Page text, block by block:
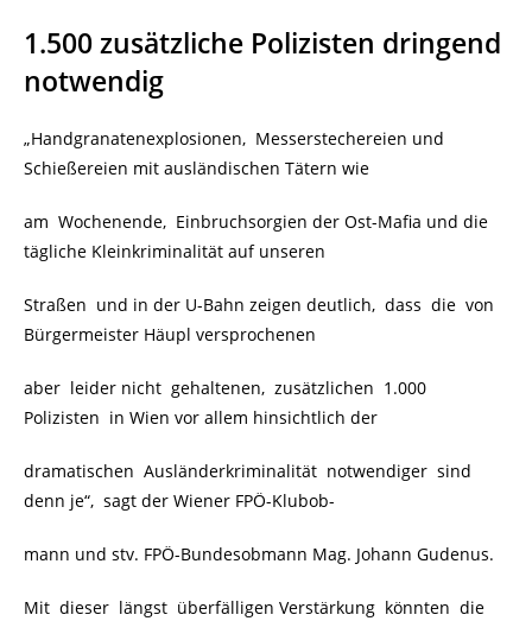
1.500 zusätzliche Polizisten dringend
notwendig
„Handgranatenexplosionen, Messerstechereien und
Schießereien mit ausländischen Tätern wie
am Wochenende, Einbruchsorgien der Ost-Mafia und die
tägliche Kleinkriminalität auf unseren
Straßen und in der U-Bahn zeigen deutlich, dass die von
Bürgermeister Häupl versprochenen
aber leider nicht gehaltenen, zusätzlichen 1.000
Polizisten in Wien vor allem hinsichtlich der
dramatischen Ausländerkriminalität notwendiger sind
denn je“, sagt der Wiener FPÖ-Klubob-
mann und stv. FPÖ-Bundesobmann Mag. Johann Gudenus.
Mit dieser längst überfälligen Verstärkung könnten die